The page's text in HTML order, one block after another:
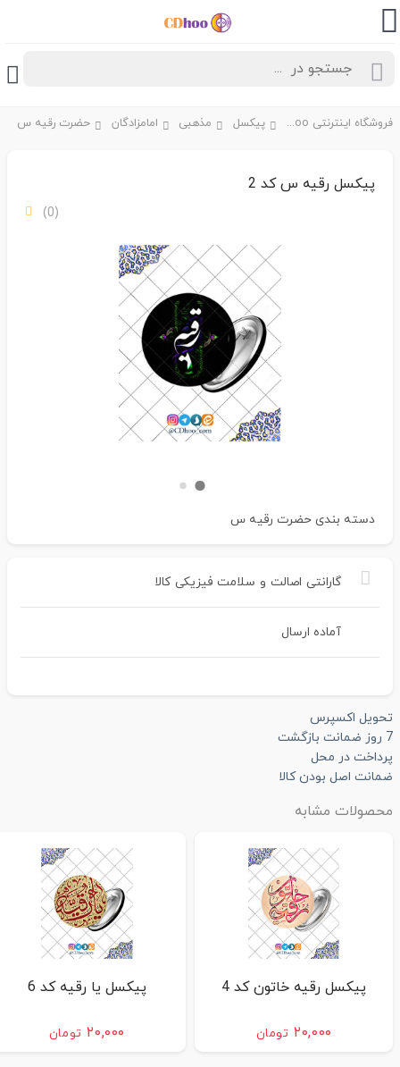
فروشگاه اینترنتی CDhoo پیکسل مذهبی امامزادگان حضرت رقیه س
پیکسل رقیه س کد 2
(0)
دسته بندی حضرت رقیه س
گارانتی اصالت و سلامت فیزیکی کالا
آماده ارسال
تحویل اکسپرس
7 روز ضمانت بازگشت
پرداخت در محل
ضمانت اصل بودن کالا
محصولات مشابه
پیکسل رقیه خاتون کد 4
۲۰,۰۰۰ تومان
پیکسل یا رقیه کد 6
۲۰,۰۰۰ تومان